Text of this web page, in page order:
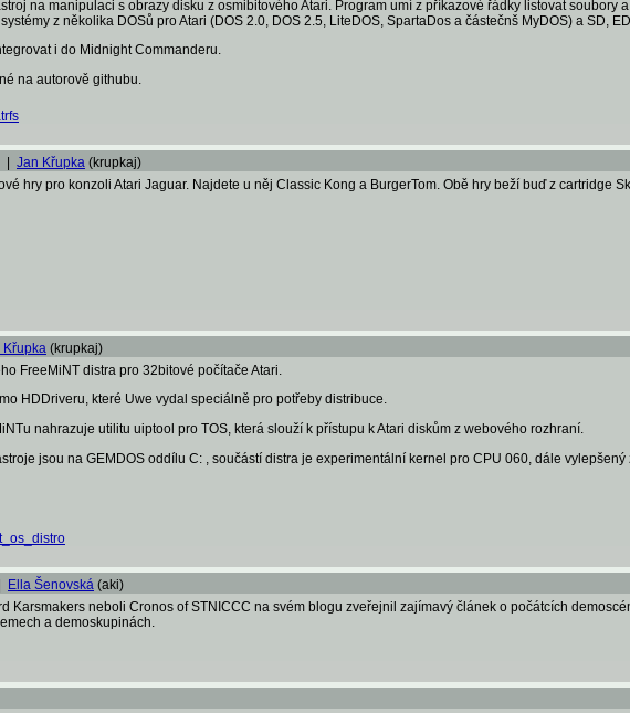
na manipulaci s obrazy disku z osmibitového Atari. Program umí z příkazové řádky listovat soubory
z několika DOSů pro Atari (DOS 2.0, DOS 2.5, LiteDOS, SpartaDos a částečnš MyDOS) a SD,
i do Midnight Commanderu.
na autorově githubu.
Jan Křupka (krupkaj)
hry pro konzoli Atari Jaguar. Najdete u něj Classic Kong a BurgerTom. Obě hry beží buď z cartridge
Křupka (krupkaj)
FreeMiNT distra pro 32bitové počítače Atari.
HDDriveru, které Uwe vydal speciálně pro potřeby distribuce.
nahrazuje utilitu uiptool pro TOS, která slouží k přístupu k Atari diskům z webového rozhraní.
jsou na GEMDOS oddílu C: , součástí distra je experimentální kernel pro CPU 060, dále
Ella Šenovská (aki)
Karsmakers neboli Cronos of STNICCC na svém blogu zveřejnil zajímavý článek o počátcích
a demoskupinách.